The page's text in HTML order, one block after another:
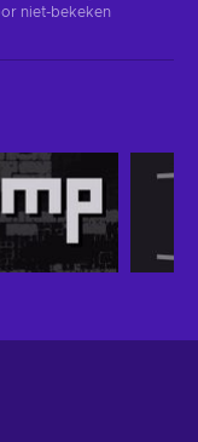
niet-bekeken